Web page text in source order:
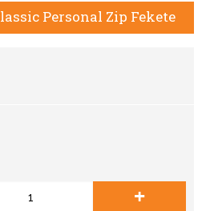
Personal Zip Fekete
+